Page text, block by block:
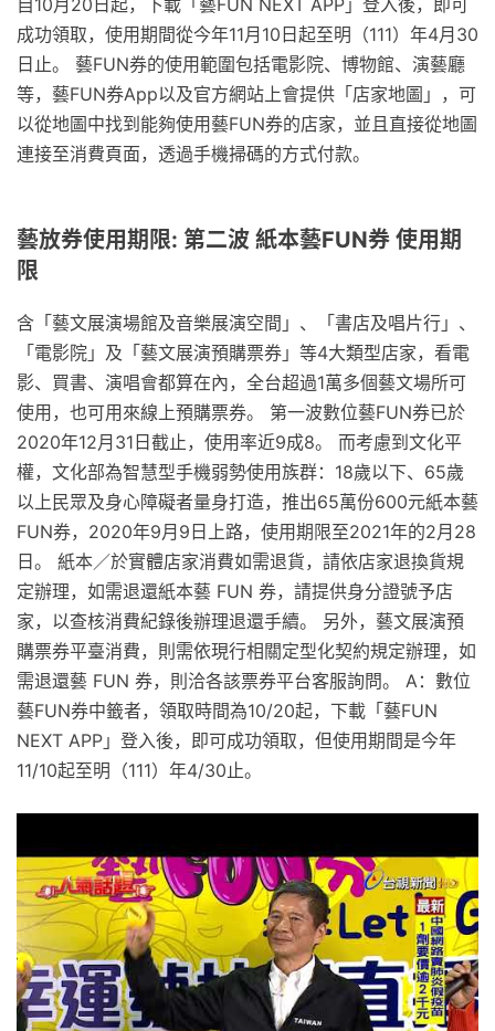
自10月20日起，下載「藝FUN NEXT APP」登入後，即可
成功領取，使用期間從今年11月10日起至明（111）年4月30
日止。 藝FUN券的使用範圍包括電影院、博物館、演藝廳
等，藝FUN券App以及官方網站上會提供「店家地圖」，可
以從地圖中找到能夠使用藝FUN券的店家，並且直接從地圖
連接至消費頁面，透過手機掃碼的方式付款。
藝放券使用期限: 第二波 紙本藝FUN券 使用期
限
含「藝文展演場館及音樂展演空間」、「書店及唱片行」、
「電影院」及「藝文展演預購票券」等4大類型店家，看電
影、買書、演唱會都算在內，全台超過1萬多個藝文場所可
使用，也可用來線上預購票券。 第一波數位藝FUN券已於
2020年12月31日截止，使用率近9成8。 而考慮到文化平
權，文化部為智慧型手機弱勢使用族群：18歲以下、65歲
以上民眾及身心障礙者量身打造，推出65萬份600元紙本藝
FUN券，2020年9月9日上路，使用期限至2021年的2月28
日。 紙本／於實體店家消費如需退貨，請依店家退換貨規
定辦理，如需退還紙本藝 FUN 券，請提供身分證號予店
家，以查核消費紀錄後辦理退還手續。 另外，藝文展演預
購票券平臺消費，則需依現行相關定型化契約規定辦理，如
需退還藝 FUN 券，則洽各該票券平台客服詢問。 A：數位
藝FUN券中籤者，領取時間為10/20起，下載「藝FUN
NEXT APP」登入後，即可成功領取，但使用期間是今年
11/10起至明（111）年4/30止。